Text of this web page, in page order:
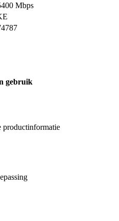
Mbps
gebruik
productinformatie